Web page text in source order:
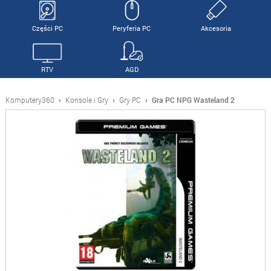
Części PC Peryferia PC Akcesoria
RTV AGD
Komputery360 › Konsole i Gry › Gry PC › Gra PC NPG Wasteland 2